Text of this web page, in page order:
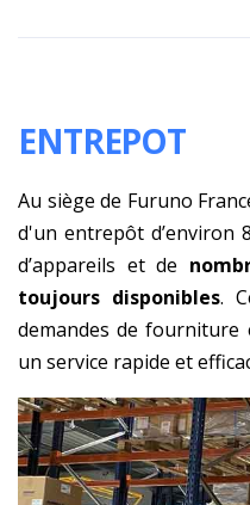
ENTREPOT
Au siège de Furuno
d'un entrepôt d’environ
d’appareils et de
toujours disponibles.
demandes de fourniture
un service rapide et